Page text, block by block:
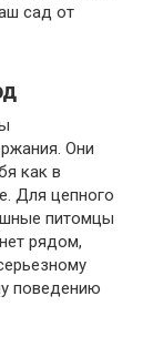
сад от
Они
как в
Для цепного
питомцы
рядом,
поведению